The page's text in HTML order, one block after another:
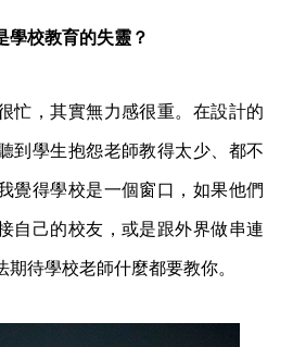
學校教育的失靈？
忙，其實無力感很重。在設計的
到學生抱怨老師教得太少、都不
覺得學校是一個窗口，如果他們
自己的校友，或是跟外界做串連
待學校老師什麼都要教你。